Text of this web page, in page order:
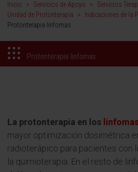
Inicio > Servicios de Apoyo > Servicios
Unidad de Protonterapia
> Indicaciones de la
Protonterapia linfomas
Protonterapia linfomas
La protonterapia en los
mayor optimización dosimétrica
radioterápico para pacientes con
la quimioterapia. En el resto de